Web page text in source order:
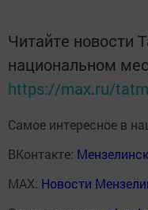
Читайте новости
национальном
https://max.ru/
Самое интересное в
ВКонтакте:
MAX: Новости